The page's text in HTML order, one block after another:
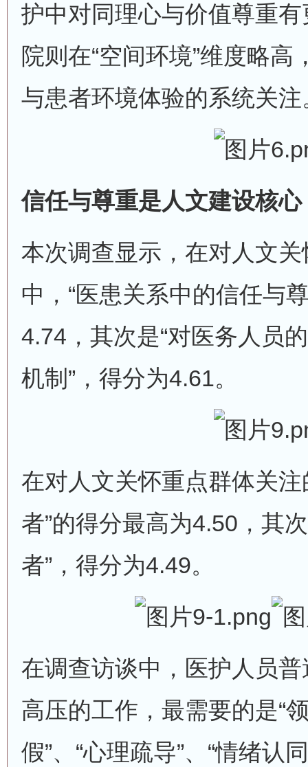
护中对同理心与价值尊重
院则在“空间环境”维度略
与患者环境体验的系统关注
信任与尊重是人文建设核心
本次调查显示，在对人文
中，“医患关系中的信任与
4.74，其次是“对医务人员
机制”，得分为4.61。
在对人文关怀重点群体关
者”的得分最高为4.50，其
者”，得分为4.49。
在调查访谈中，医护人员
高压的工作，最需要的是“
假”、“心理疏导”、“情绪认